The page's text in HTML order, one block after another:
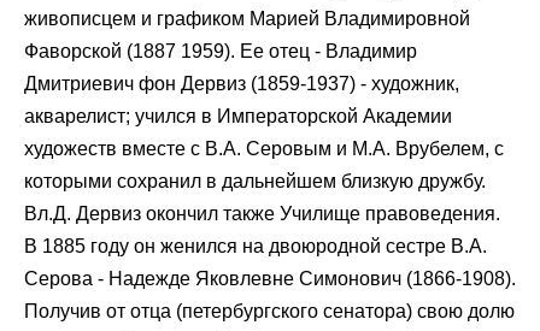
живописцем и графиком Марией Владимировной
Фаворской (1887 1959). Ее отец - Владимир
Дмитриевич фон Дервиз (1859-1937) - художник,
акварелист; учился в Императорской Академии
художеств вместе с В.А. Серовым и М.А. Врубелем, с
которыми сохранил в дальнейшем близкую дружбу.
Вл.Д. Дервиз окончил также Училище правоведения.
В 1885 году он женился на двоюродной сестре В.А.
Серова - Надежде Яковлевне Симонович (1866-1908).
Получив от отца (петербургского сенатора) свою долю